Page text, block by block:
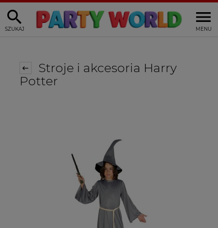
MENU
SZUKAJ
Stroje i akcesoria Harry
Potter